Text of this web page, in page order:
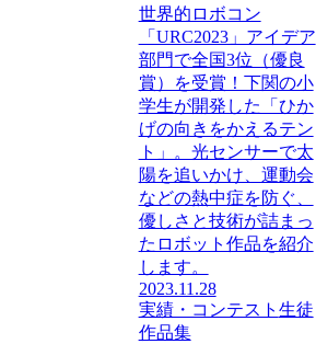
世界的ロボコン
「URC2023」アイデア
部門で全国3位（優良
賞）を受賞！下関の小
学生が開発した「ひか
げの向きをかえるテン
ト」。光センサーで太
陽を追いかけ、運動会
などの熱中症を防ぐ、
優しさと技術が詰まっ
たロボット作品を紹介
します。
2023.11.28
実績・コンテスト 生徒
作品集